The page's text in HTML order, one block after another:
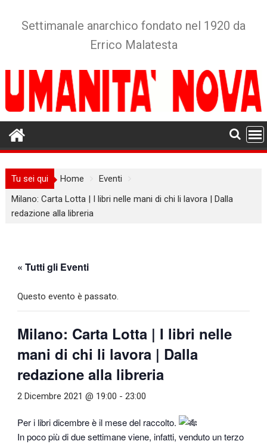
Settimanale anarchico fondato nel 1920 da
Errico Malatesta
Tu sei qui Home
Eventi
Milano: Carta Lotta | I libri nelle mani di chi li lavora | Dalla
redazione alla libreria
« Tutti gli Eventi
Questo evento è passato.
Milano: Carta Lotta | I libri nelle
mani di chi li lavora | Dalla
redazione alla libreria
2 Dicembre 2021 @ 19:00 -23:00
Per i libri dicembre è il mese del raccolto.
In poco più di due settimane viene, infatti, venduto un terzo